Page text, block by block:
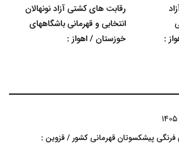
:
رقابت های کشتی آزاد نونهالان
انتخابی و قهرمانی باشگاههای
خوزستان / اهواز :
پیشکسوتان قهرمانی کشور / قزوین :